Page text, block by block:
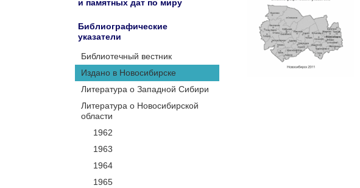
и памятных дат по миру
Библиографические
указатели
Библиотечный вестник
Издано в Новосибирске
Литература о Западной Сибири
Литература о Новосибирской
области
1962
1963
1964
1965